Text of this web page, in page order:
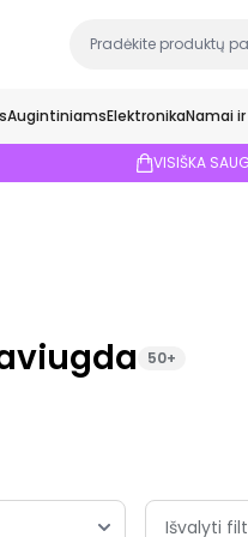
AugintiniamsElektronikaNamai
VISIŠKA
50+
Išvalyti